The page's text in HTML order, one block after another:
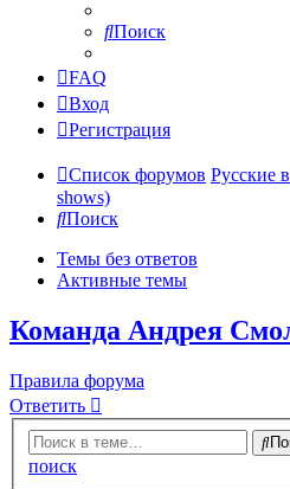
Поиск
FAQ
Вход
Регистрация
Список форумов Русские
shows)
Поиск
Темы без ответов
Активные темы
Команда Андрея
Правила форума
Ответить
поиск